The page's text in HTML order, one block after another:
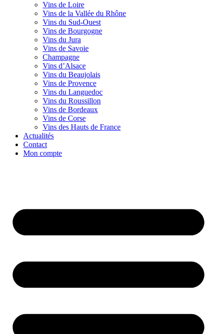
Vins de Loire
Vins de la Vallée du Rhône
Vins du Sud-Ouest
Vins de Bourgogne
Vins du Jura
Vins de Savoie
Champagne
Vins d’Alsace
Vins du Beaujolais
Vins de Provence
Vins du Languedoc
Vins du Roussillon
Vins de Bordeaux
Vins de Corse
Vins des Hauts de France
Actualités
Contact
Mon compte